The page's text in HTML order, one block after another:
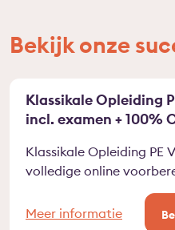
Bekijk onze
Klassikale Opleiding
incl. examen + 100%
Klassikale Opleiding PE
volledige online
Meer informatie